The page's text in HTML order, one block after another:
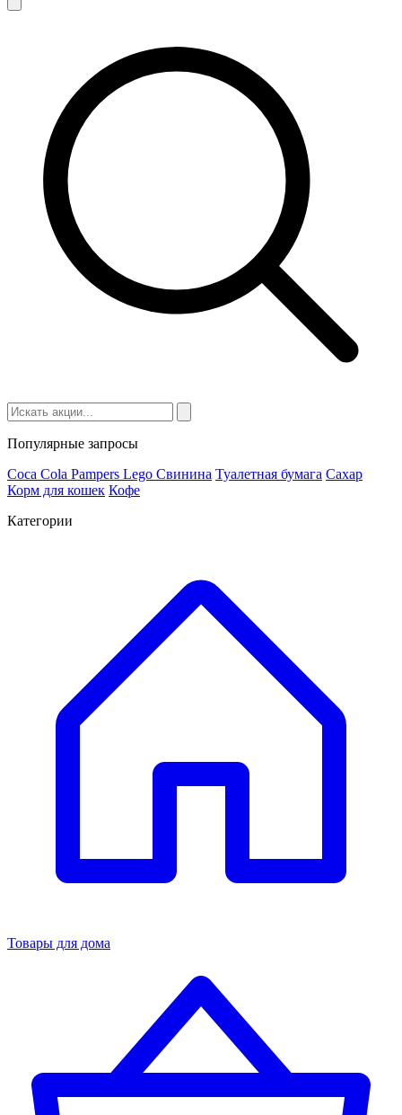
Популярные запросы
Coca Cola Pampers Lego Cвинина Туалетная бумага Сахар
Корм для кошек Кофе
Категории
Товары для дома